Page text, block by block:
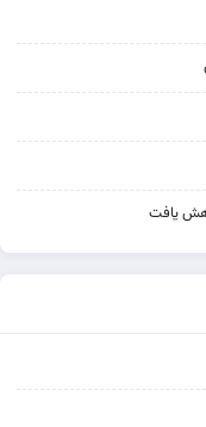
یافت